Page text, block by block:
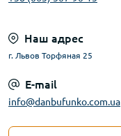
Наш адрес
г. Львов Торфяная 25
E-mail
info@danbufunko.com.ua